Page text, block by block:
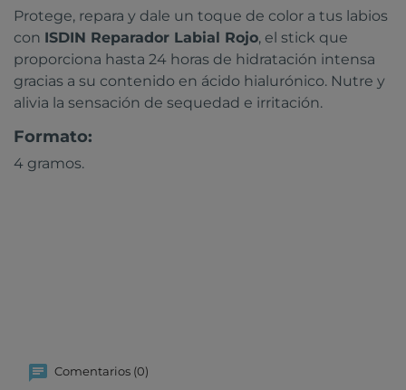
Protege, repara y dale un toque de color a tus labios
con ISDIN Reparador Labial Rojo, el stick que
proporciona hasta 24 horas de hidratación intensa
gracias a su contenido en ácido hialurónico. Nutre y
alivia la sensación de sequedad e irritación.
Formato:
4 gramos.
Comentarios (0)